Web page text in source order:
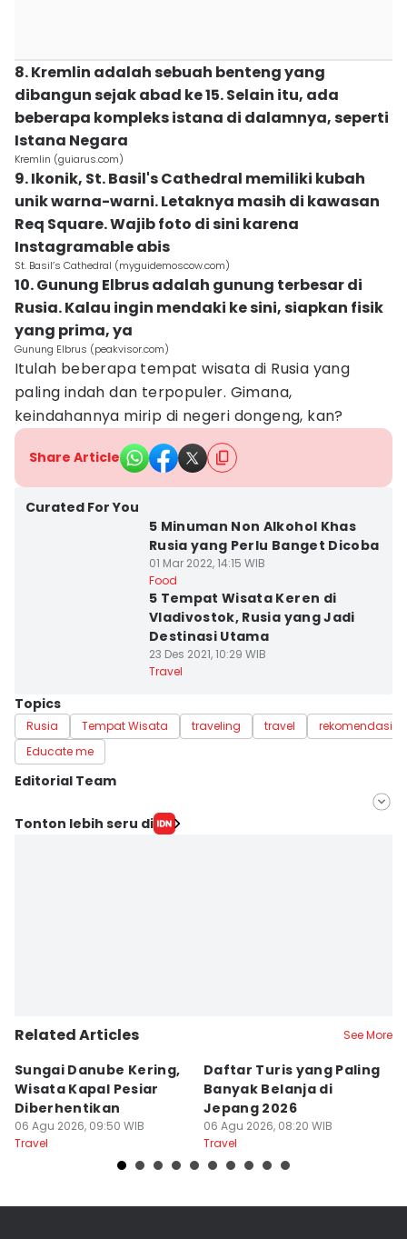
8. Kremlin adalah sebuah benteng yang
dibangun sejak abad ke 15. Selain itu, ada
beberapa kompleks istana di dalamnya, seperti
Istana Negara
Kremlin (guiarus.com)
9. Ikonik, St. Basil's Cathedral memiliki kubah
unik warna-warni. Letaknya masih di kawasan
Req Square. Wajib foto di sini karena
Instagramable abis
St. Basil’s Cathedral (myguidemoscow.com)
10. Gunung Elbrus adalah gunung terbesar di
Rusia. Kalau ingin mendaki ke sini, siapkan fisik
yang prima, ya
Gunung Elbrus (peakvisor.com)
Itulah beberapa tempat wisata di Rusia yang
paling indah dan terpopuler. Gimana,
keindahannya mirip di negeri dongeng, kan?
Share Article
Curated For You
5 Minuman Non Alkohol Khas
Rusia yang Perlu Banget Dicoba
01 Mar 2022, 14:15 WIB
Food
5 Tempat Wisata Keren di
Vladivostok, Rusia yang Jadi
Destinasi Utama
23 Des 2021, 10:29 WIB
Travel
Topics
Rusia Tempat Wisata traveling travel
rekomendasi
Educate me
Editorial Team
Editor
Tonton lebih seru di
Related Articles See More
Sungai Danube Kering,
Wisata Kapal Pesiar
Diberhentikan
06 Agu 2026, 09:50 WIB
Travel
Daftar Turis yang Paling
Banyak Belanja di
Jepang 2026
06 Agu 2026, 08:20 WIB
Travel